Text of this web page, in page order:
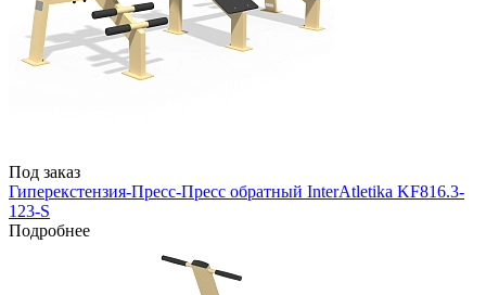
Под заказ
Гиперекстензия-Пресс-Пресс обратный InterAtletika KF816.3-
123-S
Подробнее